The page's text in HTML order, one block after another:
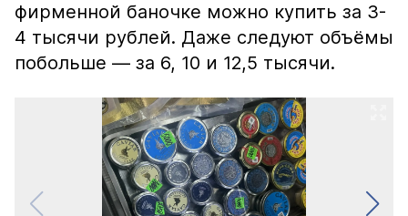
фирменной баночке можно купить за 3-
4 тысячи рублей. Даже следуют объёмы
побольше — за 6, 10 и 12,5 тысячи.